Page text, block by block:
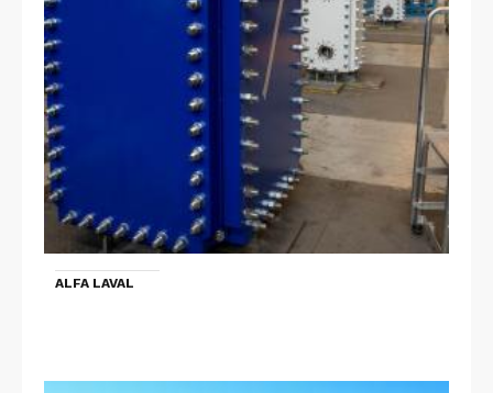
ALFA LAVAL